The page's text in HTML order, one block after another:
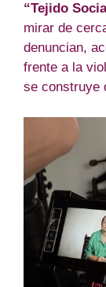
“Tejido
mirar de
denuncian,
frente a la
se construye